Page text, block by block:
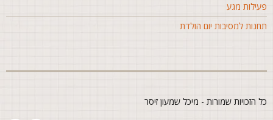
מגע
למסיבות יום הולדת
הזכויות שמורות - מיכל שמעון זיסר